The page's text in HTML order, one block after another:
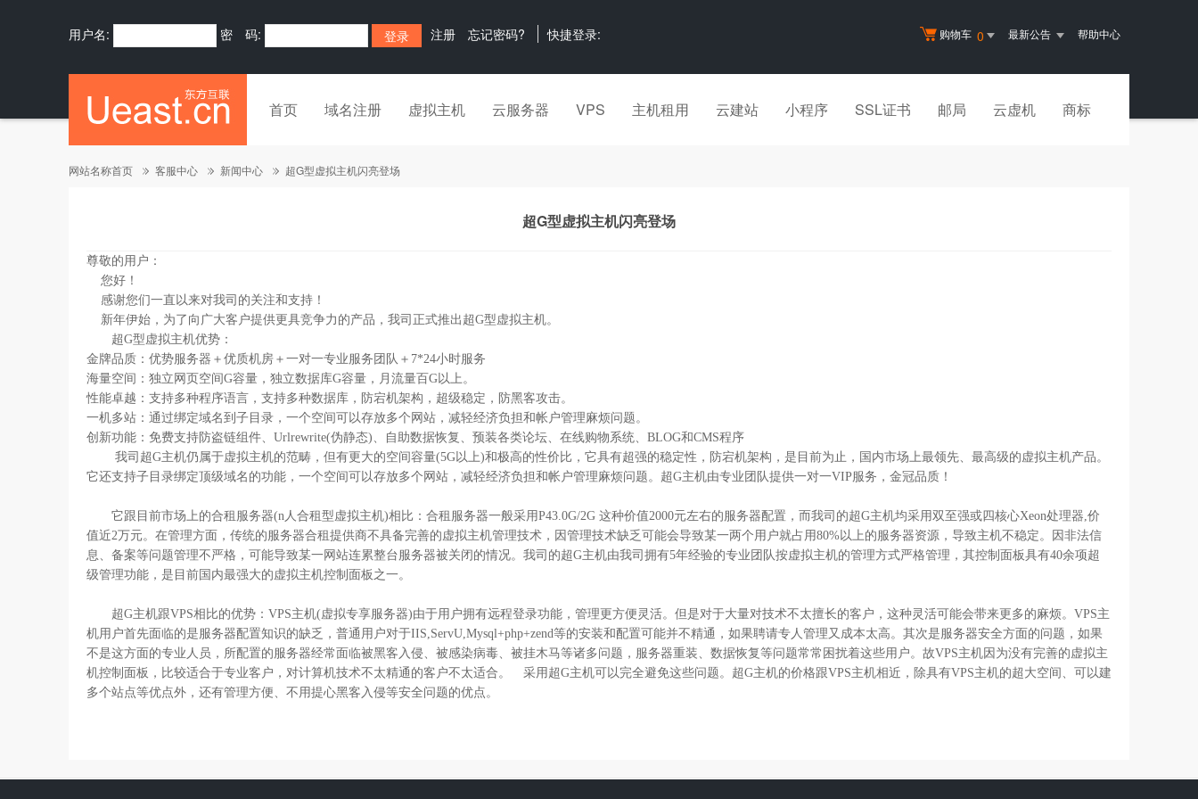
购物车 0 最新公告 帮助中心
用户名: 密 码: 注册 忘记密码? 快捷登录:
首页 域名注册 虚拟主机 云服务器 VPS 主机租用 云建站 小程序 SSL证书 邮局 云虚机 商标
网站名称首页 客服中心 新闻中心 超G型虚拟主机闪亮登场
超G型虚拟主机闪亮登场
尊敬的用户：
您好！
感谢您们一直以来对我司的关注和支持！
新年伊始，为了向广大客户提供更具竞争力的产品，我司正式推出超G型虚拟主机。
超G型虚拟主机优势：
金牌品质：优势服务器＋优质机房＋一对一专业服务团队＋7*24小时服务
海量空间：独立网页空间G容量，独立数据库G容量，月流量百G以上。
性能卓越：支持多种程序语言，支持多种数据库，防宕机架构，超级稳定，防黑客攻击。
一机多站：通过绑定域名到子目录，一个空间可以存放多个网站，减轻经济负担和帐户管理麻烦问题。
创新功能：免费支持防盗链组件、Urlrewrite(伪静态)、自助数据恢复、预装各类论坛、在线购物系统、BLOG和CMS程序
我司超G主机仍属于虚拟主机的范畴，但有更大的空间容量(5G以上)和极高的性价比，它具有超强的稳定性，防宕机架构，是目前为止，国内市场上最领先、最高级的虚拟主机产品。
它还支持子目录绑定顶级域名的功能，一个空间可以存放多个网站，减轻经济负担和帐户管理麻烦问题。超G主机由专业团队提供一对一VIP服务，金冠品质！
它跟目前市场上的合租服务器(n人合租型虚拟主机)相比：合租服务器一般采用P43.0G/2G 这种价值2000元左右的服务器配置，而我司的超G主机均采用双至强或四核心Xeon处理器,价
值近2万元。在管理方面，传统的服务器合租提供商不具备完善的虚拟主机管理技术，因管理技术缺乏可能会导致某一两个用户就占用80%以上的服务器资源，导致主机不稳定。因非法信
息、备案等问题管理不严格，可能导致某一网站连累整台服务器被关闭的情况。我司的超G主机由我司拥有5年经验的专业团队按虚拟主机的管理方式严格管理，其控制面板具有40余项超
级管理功能，是目前国内最强大的虚拟主机控制面板之一。
超G主机跟VPS相比的优势：VPS主机(虚拟专享服务器)由于用户拥有远程登录功能，管理更方便灵活。但是对于大量对技术不太擅长的客户，这种灵活可能会带来更多的麻烦。VPS主
机用户首先面临的是服务器配置知识的缺乏，普通用户对于IIS,ServU,Mysql+php+zend等的安装和配置可能并不精通，如果聘请专人管理又成本太高。其次是服务器安全方面的问题，如果
不是这方面的专业人员，所配置的服务器经常面临被黑客入侵、被感染病毒、被挂木马等诸多问题，服务器重装、数据恢复等问题常常困扰着这些用户。故VPS主机因为没有完善的虚拟主
机控制面板，比较适合于专业客户，对计算机技术不太精通的客户不太适合。 采用超G主机可以完全避免这些问题。超G主机的价格跟VPS主机相近，除具有VPS主机的超大空间、可以建
多个站点等优点外，还有管理方便、不用提心黑客入侵等安全问题的优点。